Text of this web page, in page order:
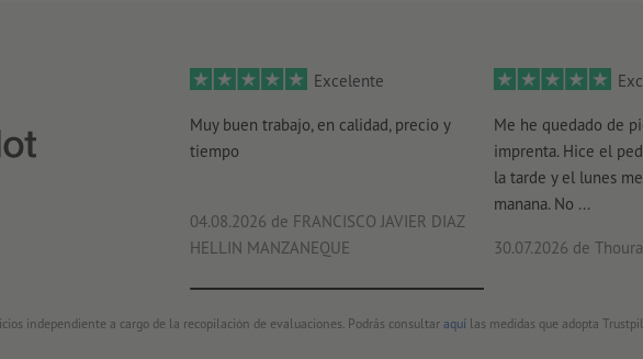
Excelente
Muy buen trabajo, en calidad, precio y
tiempo
04.08.2026 de FRANCISCO JAVIER DIAZ
HELLIN MANZANEQUE
Me he quedado de
imprenta. Hice el
la tarde y el lunes
manana. No ...
30.07.2026 de
independiente a cargo de la recopilación de evaluaciones. Podrás consultar aquí las medidas que adopta